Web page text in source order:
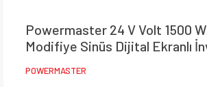
Powermaster 24 V Volt 1500
Modifiye Sinüs Dijital Ekranlı
POWERMASTER